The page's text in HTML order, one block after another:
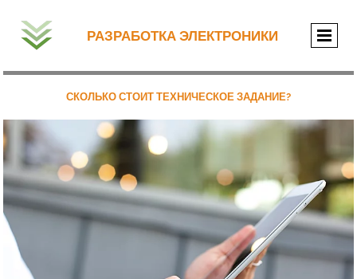
РАЗРАБОТКА ЭЛЕКТРОНИКИ
СКОЛЬКО СТОИТ ТЕХНИЧЕСКОЕ ЗАДАНИЕ?